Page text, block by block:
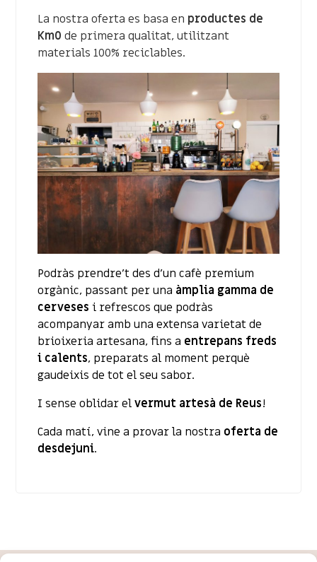
La nostra oferta es basa en productes de
Km0 de primera qualitat, utilitzant
materials 100% reciclables.
Podràs prendre’t des d’un cafè premium
orgànic, passant per una àmplia gamma de
cerveses i refrescos que podràs
acompanyar amb una extensa varietat de
brioixeria artesana, fins a entrepans freds
i calents, preparats al moment perquè
gaudeixis de tot el seu sabor.
I sense oblidar elvermut artesà de Reus!
Cada matí, vine a provar la nostra oferta de
desdejuni.